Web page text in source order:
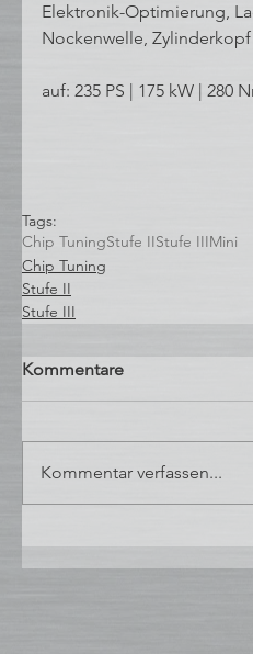
Elektronik-Optimierung,
Nockenwelle,
auf: 235 PS | 175 kW | 280
Tags:
Chip TuningStufe IIStufe IIIMini
Chip Tuning
Stufe II
Stufe III
Kommentare
Kommentar verfassen...